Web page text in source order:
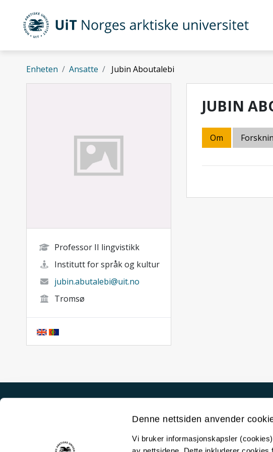
Denne nettsiden anvender
Vi bruker informasjonskapsler
Gå til hovedinnhold
UiT Norges arktiske universitet
Enheten Ansatte Jubin Aboutalebi
Professor II lingvistikk
Institutt for språk og kultur
jubin.abutalebi@uit.no
Tromsø
JUBIN
Om
Driftsmeldinger
For
For skoler